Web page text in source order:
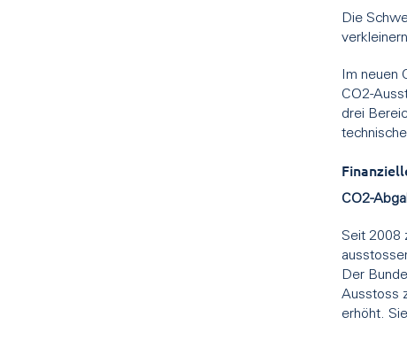
Die
Im neuen
CO2-
drei
CO2-
Seit 2008
Der
Ausstoss
erhöht.